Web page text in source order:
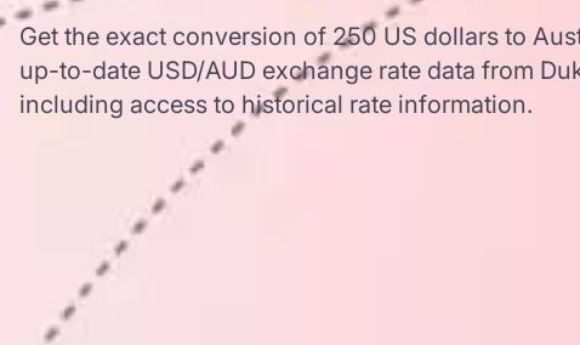
Get the exact conversion of 250 US dollars to
up-to-date USD/AUD exchange rate data from
including access to historical rate information.